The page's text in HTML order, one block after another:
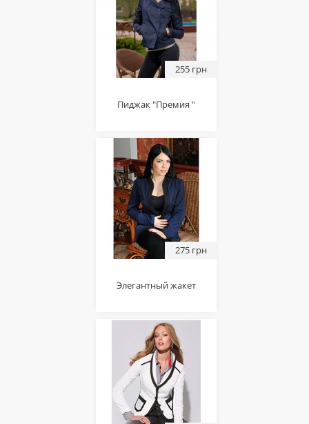
255 грн
Пиджак "Премия "
275 грн
Элегантный жакет